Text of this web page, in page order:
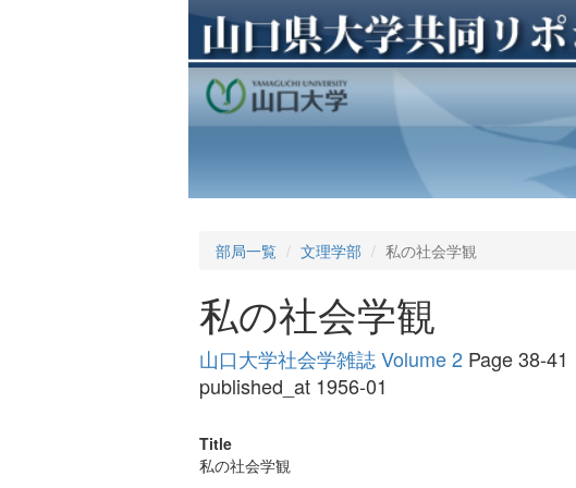
部局一覧 文理学部 私の社会学観
私の社会学観
山口大学社会学雑誌 Volume 2 Page 38-41
published_at 1956-01
Title
私の社会学観